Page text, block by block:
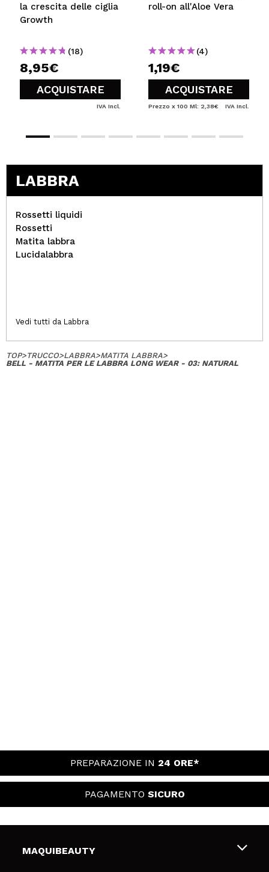
la crescita delle ciglia
Growth
(18)
8,95€
ACQUISTARE
IVA Incl.
roll-on all'Aloe Vera
(4)
1,19€
ACQUISTARE
Prezzo x 100 Ml: 2,38€ IVA Incl.
LABBRA
Rossetti liquidi
Rossetti
Matita labbra
Lucidalabbra
Vedi tutti da Labbra
TOP>TRUCCO>LABBRA>MATITA LABBRA>
BELL - MATITA PER LE LABBRA LONG WEAR - 03: NATURAL
PREPARAZIONE IN 24 ORE*
PAGAMENTO SICURO
MAQUIBEAUTY